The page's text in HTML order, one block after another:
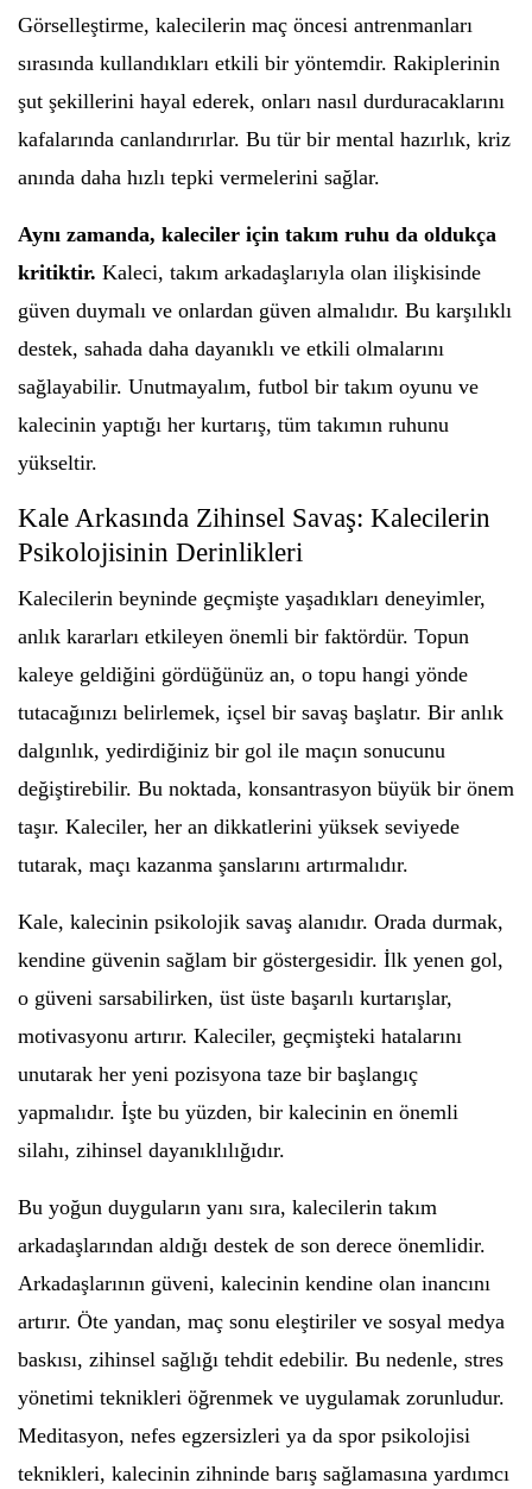
Görselleştirme, kalecilerin maç öncesi antrenmanları
sırasında kullandıkları etkili bir yöntemdir. Rakiplerinin
şut şekillerini hayal ederek, onları nasıl durduracaklarını
kafalarında canlandırırlar. Bu tür bir mental hazırlık, kriz
anında daha hızlı tepki vermelerini sağlar.
Aynı zamanda, kaleciler için takım ruhu da oldukça
kritiktir. Kaleci, takım arkadaşlarıyla olan ilişkisinde
güven duymalı ve onlardan güven almalıdır. Bu karşılıklı
destek, sahada daha dayanıklı ve etkili olmalarını
sağlayabilir. Unutmayalım, futbol bir takım oyunu ve
kalecinin yaptığı her kurtarış, tüm takımın ruhunu
yükseltir.
Kale Arkasında Zihinsel Savaş: Kalecilerin
Psikolojisinin Derinlikleri
Kalecilerin beyninde geçmişte yaşadıkları deneyimler,
anlık kararları etkileyen önemli bir faktördür. Topun
kaleye geldiğini gördüğünüz an, o topu hangi yönde
tutacağınızı belirlemek, içsel bir savaş başlatır. Bir anlık
dalgınlık, yedirdiğiniz bir gol ile maçın sonucunu
değiştirebilir. Bu noktada, konsantrasyon büyük bir önem
taşır. Kaleciler, her an dikkatlerini yüksek seviyede
tutarak, maçı kazanma şanslarını artırmalıdır.
Kale, kalecinin psikolojik savaş alanıdır. Orada durmak,
kendine güvenin sağlam bir göstergesidir. İlk yenen gol,
o güveni sarsabilirken, üst üste başarılı kurtarışlar,
motivasyonu artırır. Kaleciler, geçmişteki hatalarını
unutarak her yeni pozisyona taze bir başlangıç
yapmalıdır. İşte bu yüzden, bir kalecinin en önemli
silahı, zihinsel dayanıklılığıdır.
Bu yoğun duyguların yanı sıra, kalecilerin takım
arkadaşlarından aldığı destek de son derece önemlidir.
Arkadaşlarının güveni, kalecinin kendine olan inancını
artırır. Öte yandan, maç sonu eleştiriler ve sosyal medya
baskısı, zihinsel sağlığı tehdit edebilir. Bu nedenle, stres
yönetimi teknikleri öğrenmek ve uygulamak zorunludur.
Meditasyon, nefes egzersizleri ya da spor psikolojisi
teknikleri, kalecinin zihninde barış sağlamasına yardımcı